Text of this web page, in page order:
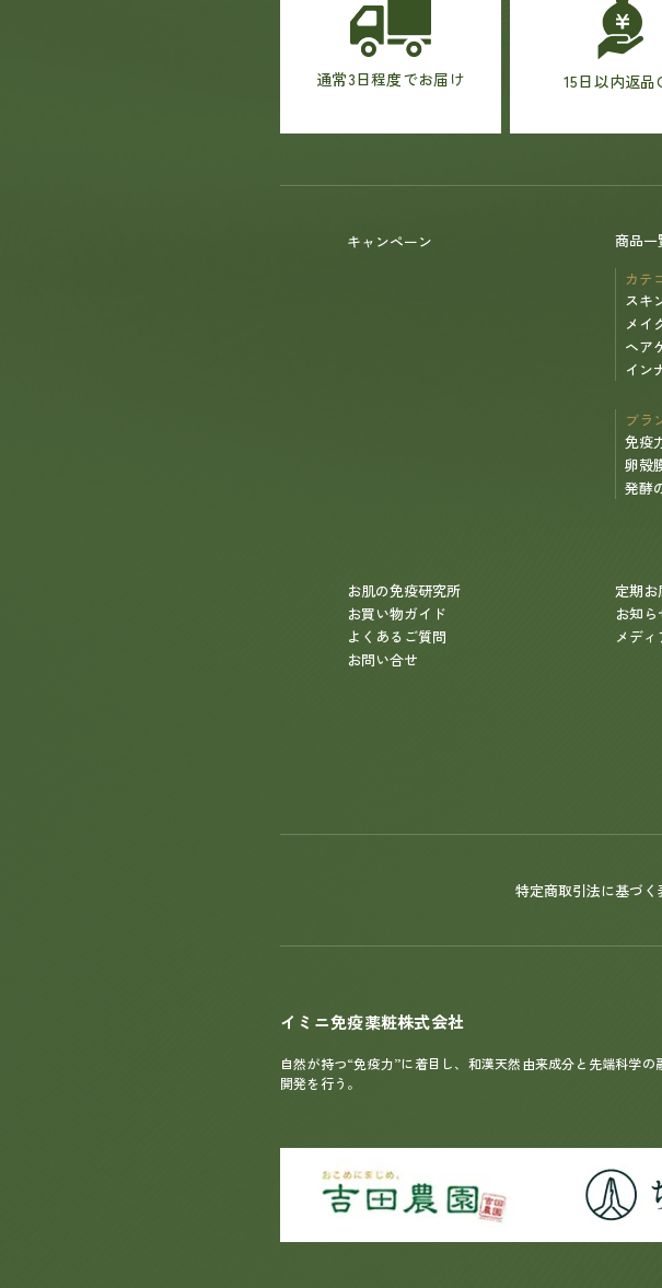
通常3日程度でお届け 15日以内返品
キャンペーン
商品一
カテ
スキ
メイ
ヘア
イン
ブラ
免疫
卵殻
発酵
お肌の免疫研究所
定期お
お買い物ガイド
お知ら
よくあるご質問
メデ
お問い合せ
特定商取引法に基づく
イミニ免疫薬粧株式会社
自然が持つ“免疫力”に着目し、和漢天然由来成分と先端科学の
開発を行う。